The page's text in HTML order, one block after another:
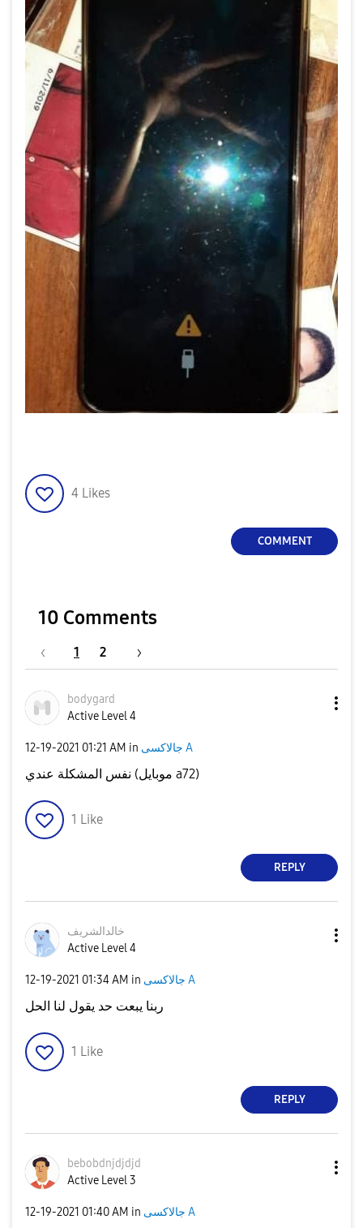
4 Likes
COMMENT
10 Comments
1 2
bodygard
Active Level 4
‎12-19-2021 01:21 AM in جالاكسى A
نفس المشكلة عندي (موبايل a72)
1 Like
REPLY
خالدالشريف
Active Level 4
‎12-19-2021 01:34 AM in جالاكسى A
ربنا يبعت حد يقول لنا الحل
1 Like
REPLY
bebobdnjdjdjd
Active Level 3
‎12-19-2021 01:40 AM in جالاكسى A